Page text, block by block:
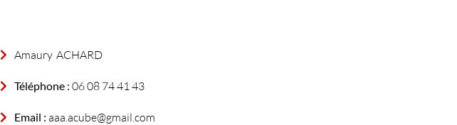
Amaury ACHARD
Téléphone : 06 08 74 41 43
Email : aaa.acube@gmail.com